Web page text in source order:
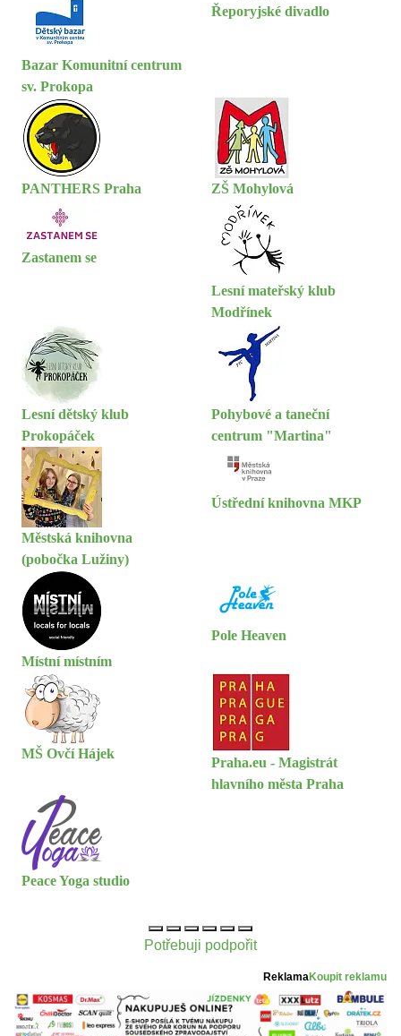
Bazar Komunitní centrum
sv. Prokopa
Řeporyjské divadlo
PANTHERS Praha ZŠ Mohylová
Zastanem se
Lesní mateřský klub
Modřínek
Lesní dětský klub
Prokopáček
Pohybové a taneční
centrum "Martina"
Městská knihovna
(pobočka Lužiny)
Ústřední knihovna MKP
Místní místním
Pole Heaven
MŠ Ovčí Hájek
Praha.eu - Magistrát
hlavního města Praha
Peace Yoga studio
Potřebuji podpořit
ReklamaKoupit reklamu